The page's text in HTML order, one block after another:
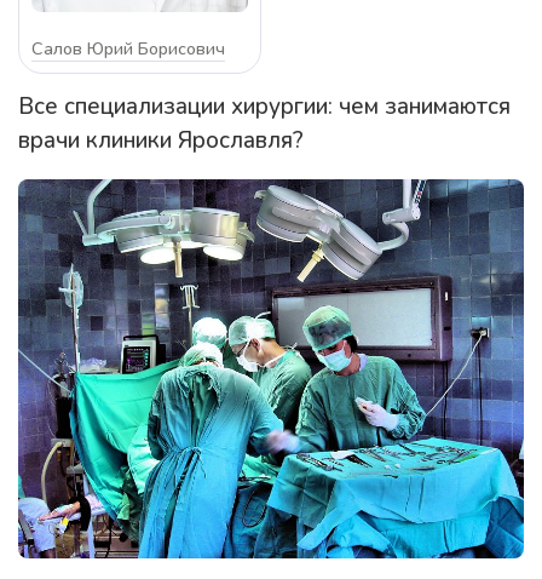
Салов Юрий Борисович
Все специализации хирургии: чем занимаются
врачи клиники Ярославля?